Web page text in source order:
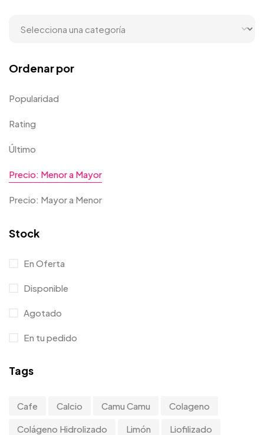
Ordenar por
Popularidad
Rating
Último
Precio: Menor a Mayor
Precio: Mayor a Menor
Stock
En Oferta
Disponible
Agotado
En tu pedido
Tags
Cafe Calcio Camu Camu Colageno
Colágeno Hidrolizado Limón Liofilizado